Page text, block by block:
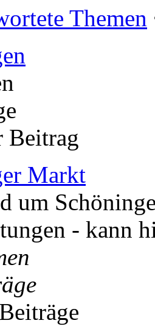
Themen
Beitrag
Markt
um
- kann